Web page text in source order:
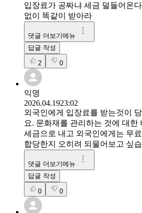
입장료가 공짜냐 세금 덜들어온
없이 똑같이 받아라
댓글 더보기메뉴
답글 작성
2 0
익명
2026.04.1923:02
외국인에게 입장료를 받는것이
요. 문화재를 관리하는 것에 대한
세금으로 내고 외국인에게는 무
합당한지 오히려 되물어보고 싶
댓글 더보기메뉴
답글 작성
0 0